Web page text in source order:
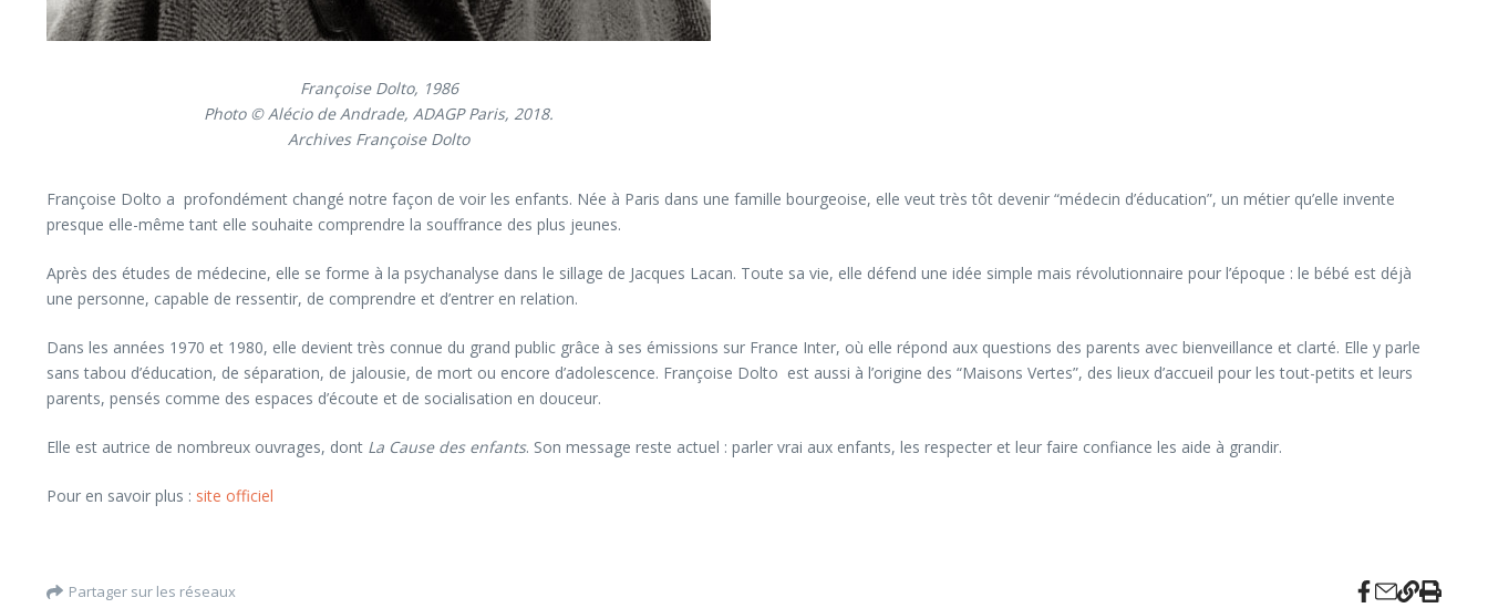
Françoise Dolto, 1986
Photo © Alécio de Andrade, ADAGP Paris, 2018.
Archives Françoise Dolto
Françoise Dolto a profondément changé notre façon de voir les enfants. Née à Paris dans une famille bourgeoise, elle veut très tôt devenir “médecin d’éducation”, un métier qu’elle invente
presque elle-même tant elle souhaite comprendre la souffrance des plus jeunes.
Après des études de médecine, elle se forme à la psychanalyse dans le sillage de Jacques Lacan. Toute sa vie, elle défend une idée simple mais révolutionnaire pour l’époque : le bébé est déjà
une personne, capable de ressentir, de comprendre et d’entrer en relation.
Dans les années 1970 et 1980, elle devient très connue du grand public grâce à ses émissions sur France Inter, où elle répond aux questions des parents avec bienveillance et clarté. Elle y parle
sans tabou d’éducation, de séparation, de jalousie, de mort ou encore d’adolescence. Françoise Dolto est aussi à l’origine des “Maisons Vertes”, des lieux d’accueil pour les tout-petits et leurs
parents, pensés comme des espaces d’écoute et de socialisation en douceur.
Elle est autrice de nombreux ouvrages, dont La Cause des enfants. Son message reste actuel : parler vrai aux enfants, les respecter et leur faire confiance les aide à grandir.
Pour en savoir plus : site officiel
Partager sur les réseaux